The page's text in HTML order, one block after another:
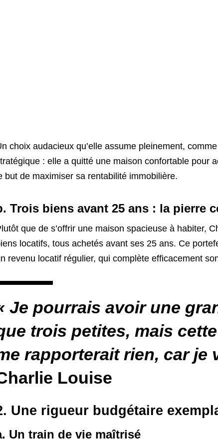
choix audacieux qu’elle assume pleinement,
: elle a quitté une maison confortable pour
but de maximiser sa rentabilité immobilière.
Trois biens avant 25 ans : la pierre
que de s’offrir une maison spacieuse à habiter,
locatifs, tous achetés avant ses 25 ans. Ce
revenu locatif régulier, qui complète efficacement
Je pourrais avoir une
trois petites, mais
rapporterait rien, car je
Louise
Une rigueur budgétaire
Un train de vie maîtrisé